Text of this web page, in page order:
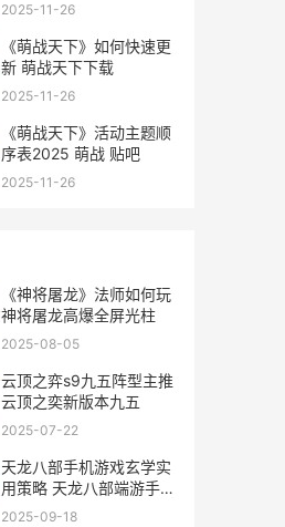
2025-11-26
《萌战天下》如何快速更
新 萌战天下下载
2025-11-26
《萌战天下》活动主题顺
序表2025 萌战 贴吧
2025-11-26
《神将屠龙》法师如何玩
神将屠龙高爆全屏光柱
2025-08-05
云顶之弈s9九五阵型主推
云顶之奕新版本九五
2025-07-22
天龙八部手机游戏玄学实
用策略 天龙八部端游手机
版
2025-09-18